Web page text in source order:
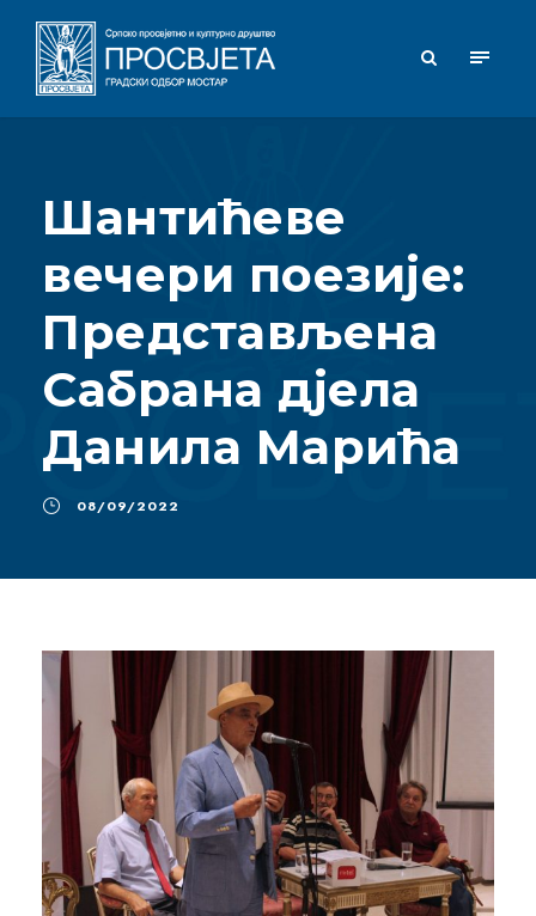
Шантићеве
вечери поезије:
Представљена
Сабрана дјела
Данила Марића
08/09/2022